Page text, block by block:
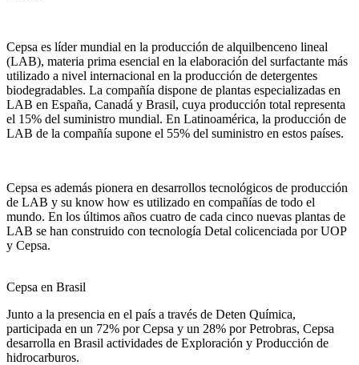
Cepsa es líder mundial en la producción de alquilbenceno lineal
(LAB), materia prima esencial en la elaboración del surfactante más
utilizado a nivel internacional en la producción de detergentes
biodegradables. La compañía dispone de plantas especializadas en
LAB en España, Canadá y Brasil, cuya producción total representa
el 15% del suministro mundial. En Latinoamérica, la producción de
LAB de la compañía supone el 55% del suministro en estos países.
Cepsa es además pionera en desarrollos tecnológicos de producción
de LAB y su know how es utilizado en compañías de todo el
mundo. En los últimos años cuatro de cada cinco nuevas plantas de
LAB se han construido con tecnología Detal colicenciada por UOP
y Cepsa.
Cepsa en Brasil
Junto a la presencia en el país a través de Deten Química,
participada en un 72% por Cepsa y un 28% por Petrobras, Cepsa
desarrolla en Brasil actividades de Exploración y Producción de
hidrocarburos.